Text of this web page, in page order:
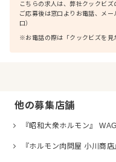
こちらの求人は、弊社クックビズ
ご応募後は窓口よりお電話、メ
口）
※お電話の際は「クックビズを見
他の募集店舗
『昭和大衆ホルモン』
『ホルモン肉問屋 小川商